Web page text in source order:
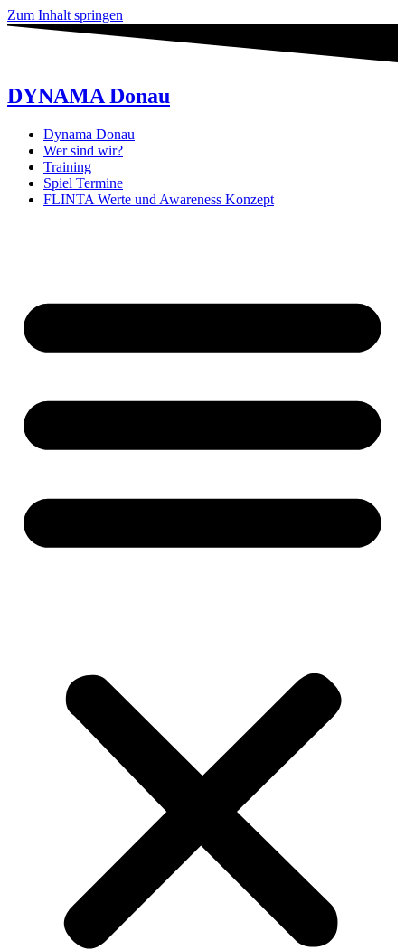
Zum Inhalt springen
DYNAMA Donau
Dynama Donau
Wer sind wir?
Training
Spiel Termine
FLINTA Werte und Awareness Konzept